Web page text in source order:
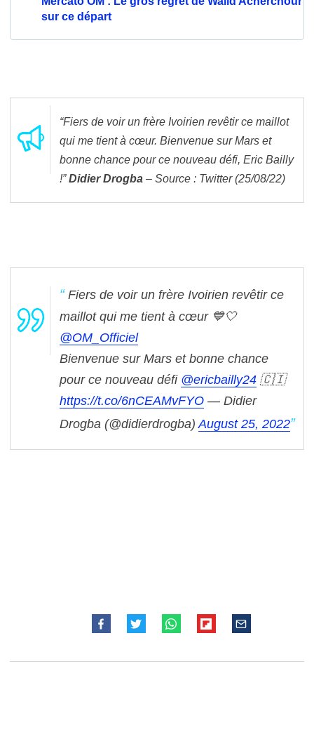
sur ce départ
“Fiers de voir un frère Ivoirien revêtir ce maillot
qui me tient à cœur. Bienvenue sur Mars et
bonne chance pour ce nouveau défi, Eric Bailly
!”Didier Drogba – Source : Twitter (25/08/22)
Fiers de voir un frère Ivoirien revêtir ce
maillot qui me tient à cœur 💙🤍
@OM_Officiel
Bienvenue sur Mars et bonne chance
pour ce nouveau défi @ericbailly24 🇨🇮
https://t.co/6nCEAMvFYO — Didier
Drogba (@didierdrogba) August 25, 2022